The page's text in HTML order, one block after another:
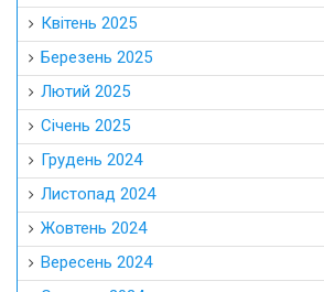
Квітень 2025
Березень 2025
Лютий 2025
Січень 2025
Грудень 2024
Листопад 2024
Жовтень 2024
Вересень 2024